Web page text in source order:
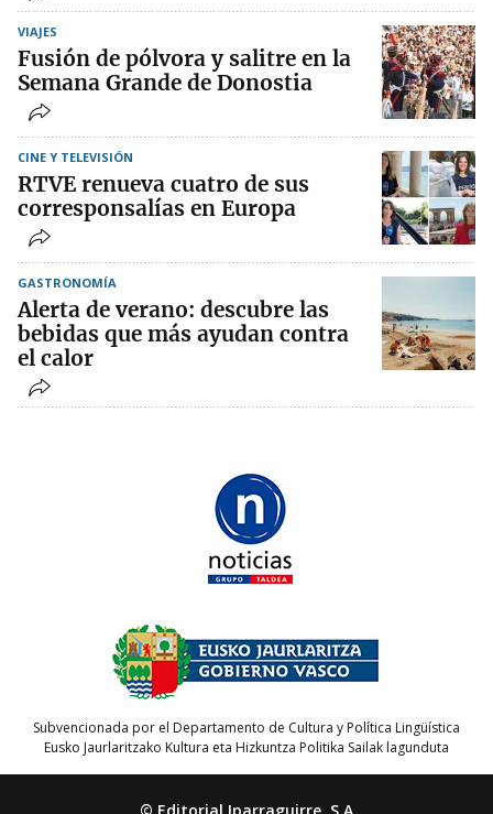
VIAJES
Fusión de pólvora y salitre en la
Semana Grande de Donostia
CINE Y TELEVISIÓN
RTVE renueva cuatro de sus
corresponsalías en Europa
GASTRONOMÍA
Alerta de verano: descubre las
bebidas que más ayudan contra
el calor
Subvencionada por el Departamento de Cultura y Política Lingüística
Eusko Jaurlaritzako Kultura eta Hizkuntza Politika Sailak lagunduta